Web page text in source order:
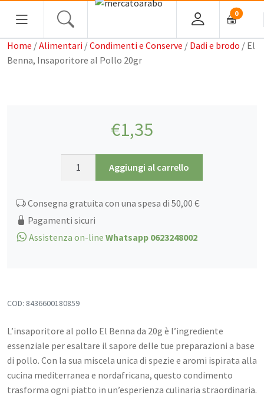
0
Spezie
Tè, Infusi e Caffè
Legumi
Cous cous, Semola e Cereali
Snack Salati e Aperitivi
Latte e derivati
Bevande
Home /Alimentari /Condimenti e Conserve / Dadi e brodo / El
Benna, Insaporitore al Pollo 20gr
€1,35
al
Pollo
20gr
Aggiungi al carrello
Consegna gratuita con una spesa di 50,00 Є
Pagamenti sicuri
Assistenza on-line Whatsapp 0623248002
COD: 8436600180859
L’insaporitore al pollo El Benna da 20g è l’ingrediente
essenziale per esaltare il sapore delle tue preparazioni a base
di pollo. Con la sua miscela unica di spezie e aromi ispirata alla
cucina mediterranea e nordafricana, questo condimento
trasforma ogni piatto in un’esperienza culinaria straordinaria.